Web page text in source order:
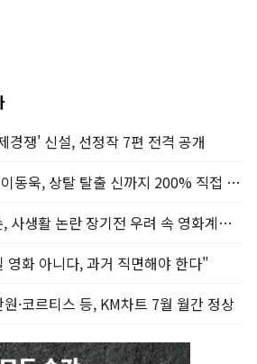
경쟁' 신설, 선정작 7편 전격 공개
'액션 가이' 재탄생 이동욱, 상탈 탈출 신까지 200% 직접 소화
황정민을 흔드는 손, 사생활 논란 장기전 우려 속 영화계도 리스크
영화 아니다, 과거 직면해야 한다"
원·코르티스 등, KM차트 7월 월간 정상